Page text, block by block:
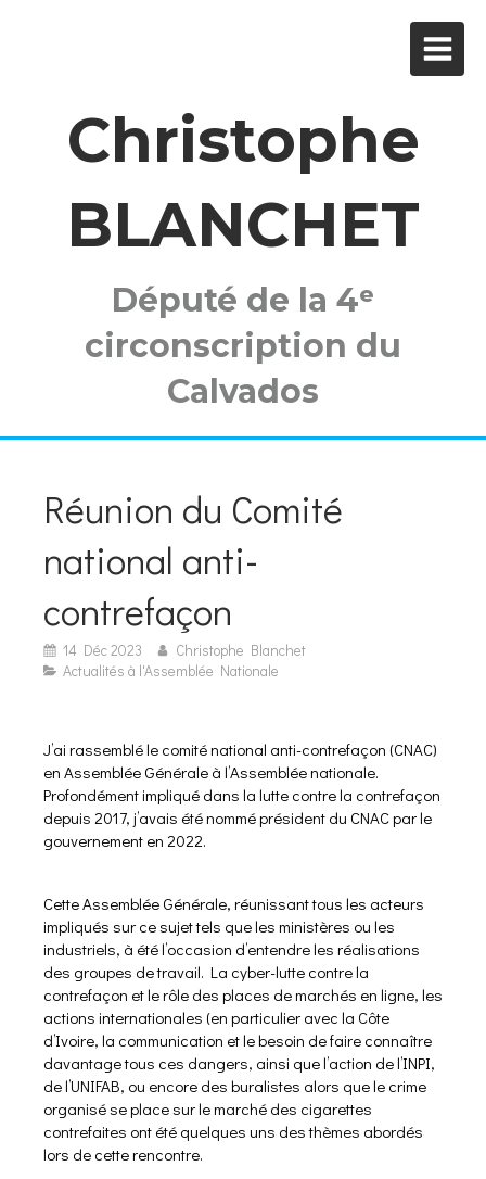
Christophe
BLANCHET
Député de la 4ᵉ
circonscription du
Calvados
Réunion du Comité
national anti-
contrefaçon
14 Déc 2023
Christophe Blanchet
Actualités à l'Assemblée Nationale
J’ai rassemblé le comité national anti-contrefaçon (CNAC)
en Assemblée Générale à l’Assemblée nationale.
Profondément impliqué dans la lutte contre la contrefaçon
depuis 2017, j’avais été nommé président du CNAC par le
gouvernement en 2022.
Cette Assemblée Générale, réunissant tous les acteurs
impliqués sur ce sujet tels que les ministères ou les
industriels, à été l’occasion d’entendre les réalisations
des groupes de travail. La cyber-lutte contre la
contrefaçon et le rôle des places de marchés en ligne, les
actions internationales (en particulier avec la Côte
d’Ivoire, la communication et le besoin de faire connaître
davantage tous ces dangers, ainsi que l’action de l’INPI,
de l’UNIFAB, ou encore des buralistes alors que le crime
organisé se place sur le marché des cigarettes
contrefaites ont été quelques uns des thèmes abordés
lors de cette rencontre.